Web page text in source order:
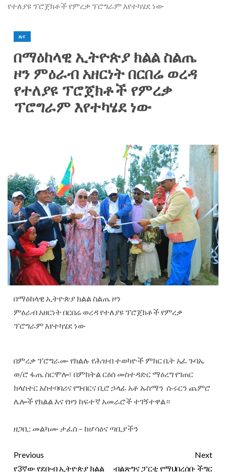
የተለያዩ ፕሮጀክቶች የምረቃ ፕሮግራም እየተካሄደ ነው
ዜና
በማዕከላዊ ኢትዮጵያ ክልል ስልጤ
ዞን ምዕራብ አዘርነት በርበሬ ወረዳ
የተለያዩ ፕሮጀክቶች የምረቃ
ፕሮግራም እየተካሄደ ነው
በማዕከላዊ ኢትዮጵያ ክልል ስልጤ ዞን
ምዕራብ አዘርነት በርበሬ ወረዳ የተለያዩ ፕሮጀክቶች የምረቃ
ፕሮግራም እየተካሄደ ነው
በምረቃ ፕሮግራሙ የክልሉ የሕዝብ ተወካዮች ምክር ቤት አፈ ጉባኤ
ወ/ሮ ፋጤ ስርሞሎ፣ በምክትል ርዕሰ መስተዳድር ማዕረግ የገጠር
ክላስተር አስተባባሪና የግብርና ቢሮ ኃላፊ አቶ ኡስማን ሱሩርን ጨምሮ
ሌሎች የክልል እና የዞን ከፍተኛ አመራሮች ተገኝተዋል።
ዘጋቢ: መልካሙ ታፈሰ – ከሆሳዕና ጣቢያችን
Previous
የ3ኛው የደቡብ ኢትዮጵያ ክልል
Next
ብልጽግና ፓርቲ የማህበረሰቡ ችግር